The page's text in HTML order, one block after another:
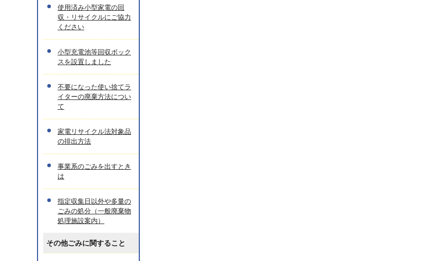
使用済み小型家電の回
収・リサイクルにご協力
ください
小型充電池等回収ボック
スを設置しました
不要になった使い捨てラ
イターの廃棄方法につい
て
家電リサイクル法対象品
の排出方法
事業系のごみを出すとき
は
指定収集日以外や多量の
ごみの処分（一般廃棄物
処理施設案内）
その他ごみに関すること